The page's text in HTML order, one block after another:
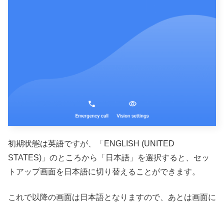
初期状態は英語ですが、「ENGLISH (UNITED
STATES)」のところから「日本語」を選択すると、セッ
トアップ画面を日本語に切り替えることができます。
これで以降の画面は日本語となりますので、あとは画面に